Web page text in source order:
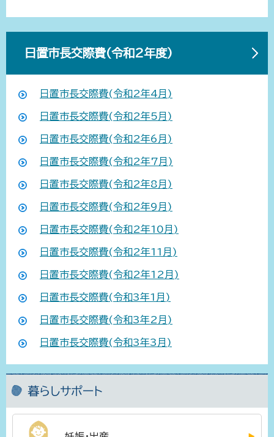
日置市長交際費(令和2年度)
日置市長交際費(令和2年4月)
日置市長交際費(令和2年5月)
日置市長交際費(令和2年6月)
日置市長交際費(令和2年7月)
日置市長交際費(令和2年8月)
日置市長交際費(令和2年9月)
日置市長交際費(令和2年10月)
日置市長交際費(令和2年11月)
日置市長交際費(令和2年12月)
日置市長交際費(令和3年1月)
日置市長交際費(令和3年2月)
日置市長交際費(令和3年3月)
暮らしサポート